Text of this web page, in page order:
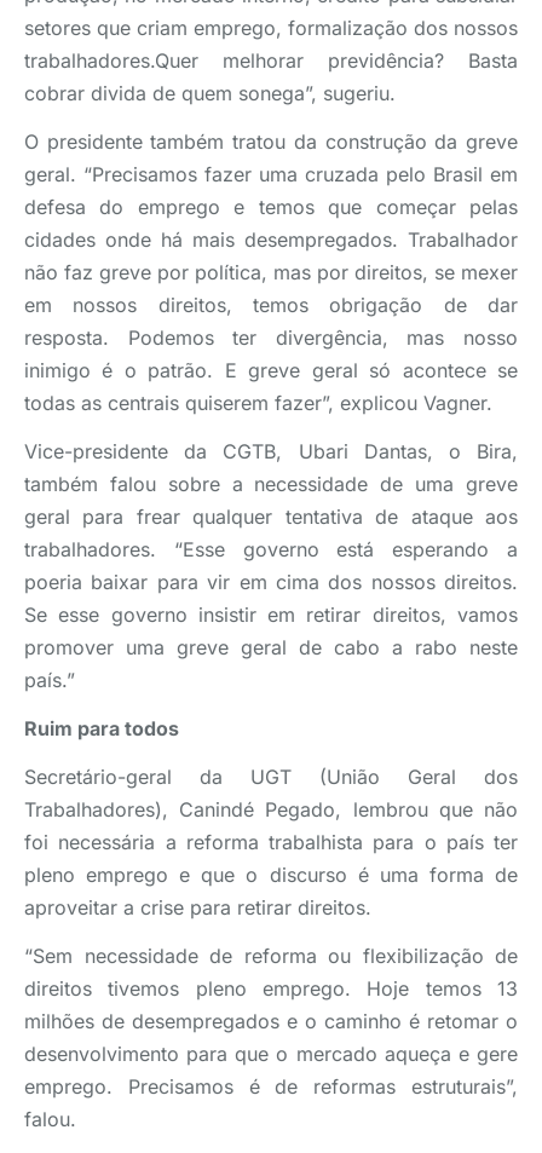
setores que criam emprego, formalização dos nossos
trabalhadores.Quer melhorar previdência? Basta
cobrar divida de quem sonega”, sugeriu.
O presidente também tratou da construção da greve
geral. “Precisamos fazer uma cruzada pelo Brasil em
defesa do emprego e temos que começar pelas
cidades onde há mais desempregados. Trabalhador
não faz greve por política, mas por direitos, se mexer
em nossos direitos, temos obrigação de dar
resposta. Podemos ter divergência, mas nosso
inimigo é o patrão. E greve geral só acontece se
todas as centrais quiserem fazer”, explicou Vagner.
Vice-presidente da CGTB, Ubari Dantas, o Bira,
também falou sobre a necessidade de uma greve
geral para frear qualquer tentativa de ataque aos
trabalhadores. “Esse governo está esperando a
poeria baixar para vir em cima dos nossos direitos.
Se esse governo insistir em retirar direitos, vamos
promover uma greve geral de cabo a rabo neste
país.”
Ruim para todos
Secretário-geral da UGT (União Geral dos
Trabalhadores), Canindé Pegado, lembrou que não
foi necessária a reforma trabalhista para o país ter
pleno emprego e que o discurso é uma forma de
aproveitar a crise para retirar direitos.
“Sem necessidade de reforma ou flexibilização de
direitos tivemos pleno emprego. Hoje temos 13
milhões de desempregados e o caminho é retomar o
desenvolvimento para que o mercado aqueça e gere
emprego. Precisamos é de reformas estruturais”,
falou.